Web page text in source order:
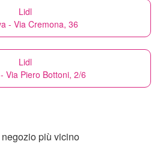
Lidl
- Via Cremona, 36
Lidl
Via Piero Bottoni, 2/6
più vicino